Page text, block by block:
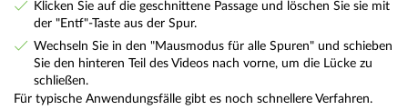
Klicken Sie auf die geschnittene Passage und löschen Sie sie mit
der "Entf"-Taste aus der Spur.
Wechseln Sie in den "Mausmodus für alle Spuren" und schieben
Sie den hinteren Teil des Videos nach vorne, um die Lücke zu
schließen.
Für typische Anwendungsfälle gibt es noch schnellere Verfahren.